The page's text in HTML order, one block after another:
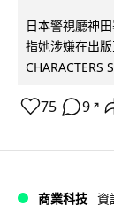
日本警視廳神
指她涉嫌在出
CHARACTERS
75 9 ↗
商業科技 資